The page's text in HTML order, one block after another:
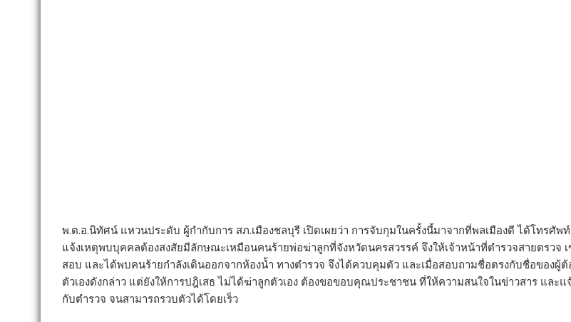
พ.ต.อ.นิทัศน์ แหวนประดับ ผู้กำกับการ สภ.เมืองชลบุรี เปิดเผยว่า การจับกุมในครั้งนี้มาจากที่พลเมืองดี ได้โทรศัพ
แจ้งเหตุพบบุคคลต้องสงสัยมีลักษณะเหมือนคนร้ายพ่อฆ่าลูกที่จังหวัดนครสวรรค์ จึงให้เจ้าหน้าที่ตำรวจสายตรวจ เ
สอบ และได้พบคนร้ายกำลังเดินออกจากห้องน้ำ ทางตำรวจ จึงได้ควบคุมตัว และเมื่อสอบถามชื่อตรงกับชื่อของผู้ต้
ตัวเองดังกล่าว แต่ยังให้การปฎิเสธ ไม่ได้ฆ่าลูกตัวเอง ต้องขอขอบคุณประชาชน ที่ให้ความสนใจในข่าวสาร และแ
กับตำรวจ จนสามารถรวบตัวได้โดยเร็ว